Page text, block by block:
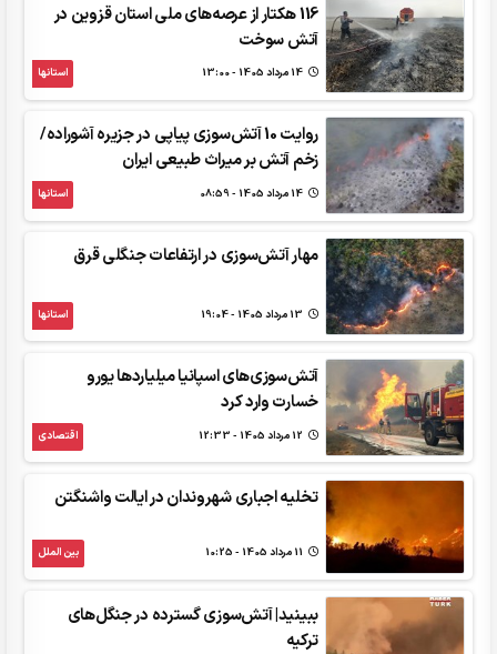
116 هکتار از عرصه‌های ملی استان قزوین در
آتش سوخت
استانها
روایت 10 آتش‌سوزی پیاپی در جزیره آشوراده/
زخم آتش بر ‌میراث طبیعی ایران
استانها
مهار آتش‌سوزی در ارتفاعات جنگلی قرق
استانها
آتش‌سوزی‌های اسپانیا میلیاردها یورو
خسارت وارد کرد
اقتصادی
تخلیه اجباری شهروندان در ایالت واشنگتن
بین الملل
ببینید| آتش‌سوزی گسترده در جنگل‌های
ترکیه